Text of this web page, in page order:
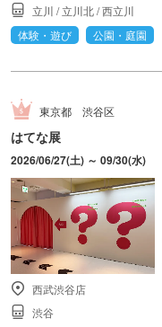
立川 /立川北/西立川
体験・遊び
公園・庭園
東京都 渋谷区
はてな展
2026/06/27(土) ～ 09/30(水)
西武渋谷店
渋谷